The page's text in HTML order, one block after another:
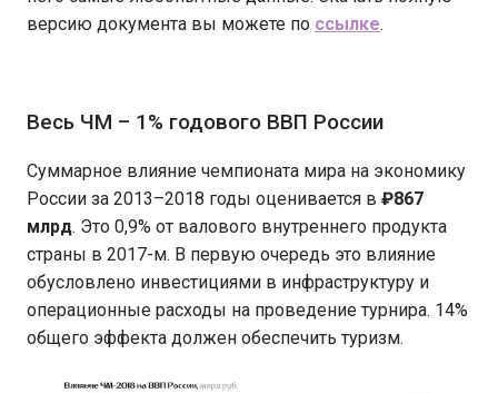
версию документа вы можете по ссылке.
Весь ЧМ – 1% годового ВВП России
Суммарное влияние чемпионата мира на экономику
России за 2013–2018 годы оценивается в ₽867
млрд. Это 0,9% от валового внутреннего продукта
страны в 2017-м. В первую очередь это влияние
обусловлено инвестициями в инфраструктуру и
операционные расходы на проведение турнира. 14%
общего эффекта должен обеспечить туризм.